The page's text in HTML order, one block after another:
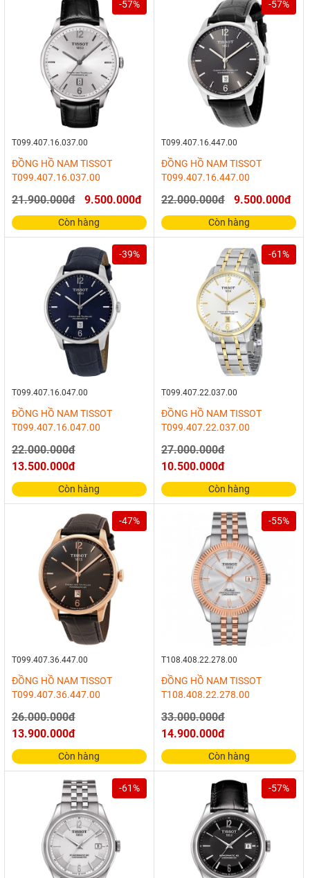
-57%
T099.407.16.037.00
ĐỒNG HỒ NAM TISSOT
T099.407.16.037.00
21.900.000đ 9.500.000đ
Còn hàng
-57%
T099.407.16.447.00
ĐỒNG HỒ NAM TISSOT
T099.407.16.447.00
22.000.000đ 9.500.000đ
Còn hàng
-39%
T099.407.16.047.00
ĐỒNG HỒ NAM TISSOT
T099.407.16.047.00
22.000.000đ
13.500.000đ
Còn hàng
-61%
T099.407.22.037.00
ĐỒNG HỒ NAM TISSOT
T099.407.22.037.00
27.000.000đ
10.500.000đ
Còn hàng
-47%
T099.407.36.447.00
ĐỒNG HỒ NAM TISSOT
T099.407.36.447.00
26.000.000đ
13.900.000đ
Còn hàng
-55%
T108.408.22.278.00
ĐỒNG HỒ NAM TISSOT
T108.408.22.278.00
33.000.000đ
14.900.000đ
Còn hàng
-61% -57%